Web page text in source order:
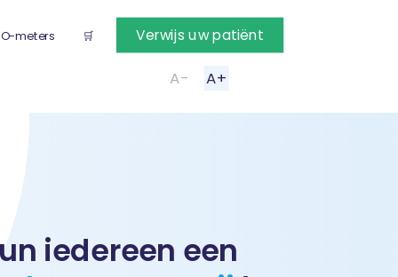
meters 🛒 Verwijs uw patiënt
A- A+
iedereen een